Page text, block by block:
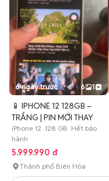
6 ngày trước 6 1
📱 IPHONE 12 128GB –
TRẮNG | PIN MỚI THAY
iPhone 12 128 GB Hết bảo
hành
5.999.990 đ
Thành phố Biên Hòa